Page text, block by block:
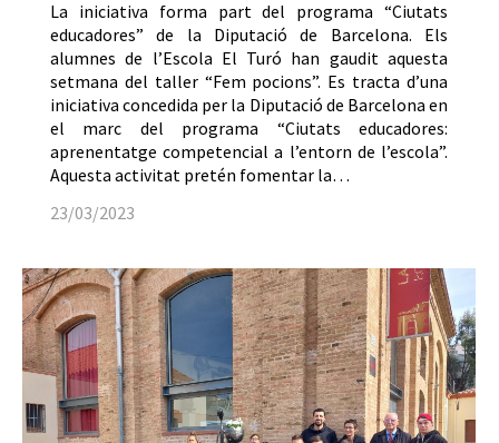
La iniciativa forma part del programa “Ciutats
educadores” de la Diputació de Barcelona. Els
alumnes de l’Escola El Turó han gaudit aquesta
setmana del taller “Fem pocions”. Es tracta d’una
iniciativa concedida per la Diputació de Barcelona en
el marc del programa “Ciutats educadores:
aprenentatge competencial a l’entorn de l’escola”.
Aquesta activitat pretén fomentar la…
23/03/2023